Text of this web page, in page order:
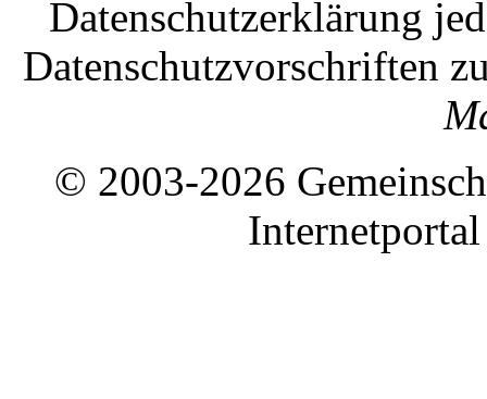
Datenschutzerklärung
Datenschutzvorschriften
© 2003-2026